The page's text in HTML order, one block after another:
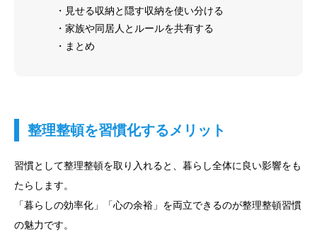
・見せる収納と隠す収納を使い分ける
・家族や同居人とルールを共有する
・まとめ
整理整頓を習慣化するメリット
習慣として整理整頓を取り入れると、暮らし全体に良い影響をも
たらします。
「暮らしの効率化」「心の余裕」を両立できるのが整理整頓習慣
の魅力です。